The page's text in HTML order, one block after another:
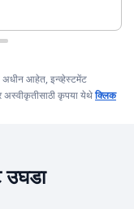
अधीन आहेत, इन्व्हेस्टमेंट
अस्वीकृतीसाठी कृपया येथेक्लिक